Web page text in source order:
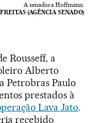
A senadora Hoffmann.
(AGÊNCIA SENADO)
Rousseff, a
Alberto
Petrobras Paulo
prestados à
Lava Jato.
recebido